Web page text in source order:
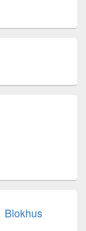
Blokhus